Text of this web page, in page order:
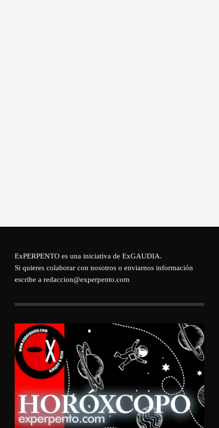
ExPERPENTO es una iniciativa de ExGAUDIA.
Si quieres colaborar con nosotros o enviarnos información
escribe a redaccion@experpento.com